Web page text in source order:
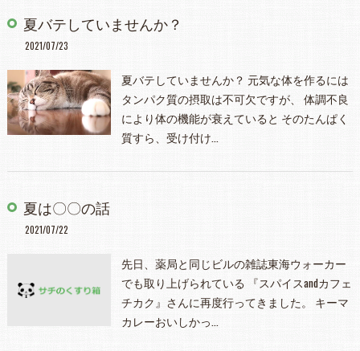
夏バテしていませんか？
2021/07/23
夏バテしていませんか？ 元気な体を作るには
タンパク質の摂取は不可欠ですが、 体調不良
により体の機能が衰えていると そのたんぱく
質すら、受け付け…
夏は〇〇の話
2021/07/22
先日、薬局と同じビルの雑誌東海ウォーカー
でも取り上げられている 『スパイスandカフェ
チカク』さんに再度行ってきました。 キーマ
カレーおいしかっ…